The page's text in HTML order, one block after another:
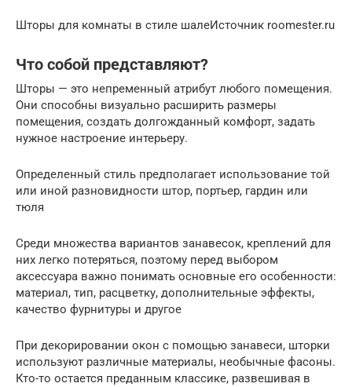
Шторы для комнаты в стиле шалеИсточник roomester.ru
Что собой представляют?
Шторы — это непременный атрибут любого помещения.
Они способны визуально расширить размеры
помещения, создать долгожданный комфорт, задать
нужное настроение интерьеру.
Определенный стиль предполагает использование той
или иной разновидности штор, портьер, гардин или
тюля
Среди множества вариантов занавесок, креплений для
них легко потеряться, поэтому перед выбором
аксессуара важно понимать основные его особенности:
материал, тип, расцветку, дополнительные эффекты,
качество фурнитуры и другое
При декорировании окон с помощью занавеси, шторки
используют различные материалы, необычные фасоны.
Кто-то остается преданным классике, развешивая в